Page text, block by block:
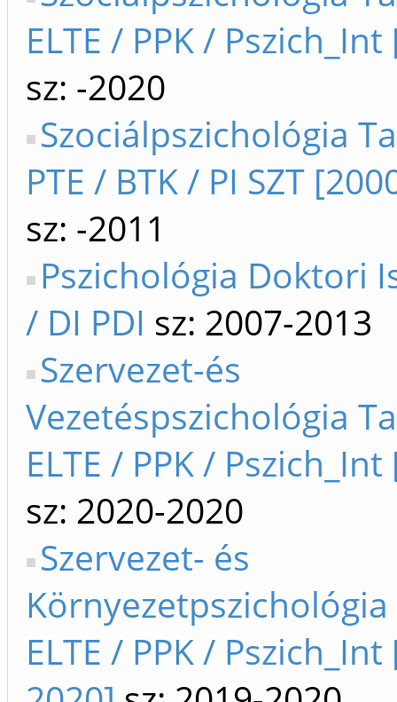
ELTE / PPK /
sz: -2020
Szociálpszichológia
PTE / BTK / PI SZT
sz: -2011
Pszichológia Doktori
/ DI PDI sz: 2007-2013
Szervezet-és
Vezetéspszichológia
ELTE / PPK /
sz: 2020-2020
Szervezet- és
Környezetpszichológia
ELTE / PPK /